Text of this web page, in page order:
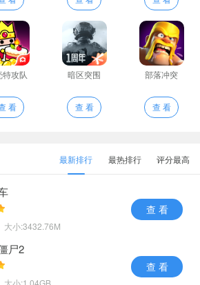
特攻队
看
暗区突围
查 看
部落冲突
查 看
最新排行 最热排行 评分最高
大小:3432.76M
查 看
尸2
大小:1.04GB
查 看